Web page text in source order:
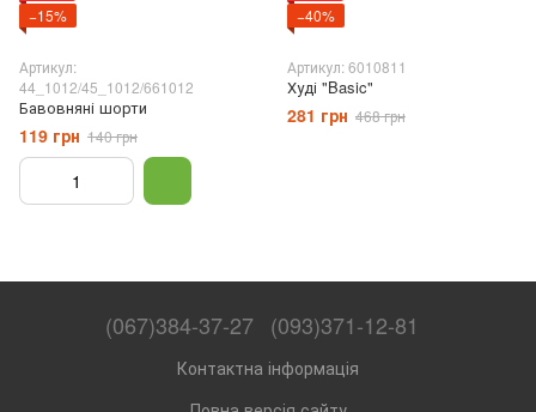
−15%
Артикул:
44_1012/45_1012/661012
Бавовняні шорти
119 грн 140 грн
−40%
Артикул: 6010811
Худі "Basic"
281 грн 468 грн
(067)384-37-27 (093)371-12-81
Контактна інформація